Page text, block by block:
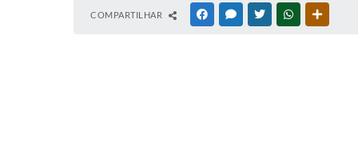
COMPARTILHAR FACEBOOKMESSENGER
TWITTERWHATSAPP